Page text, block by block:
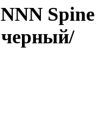
Spine
черный/